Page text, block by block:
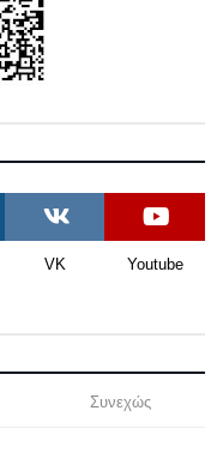
VK Youtube
Συνεχώς